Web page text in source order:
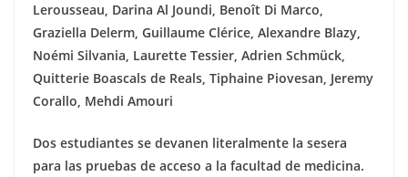
Lerousseau, Darina Al Joundi, Benoît Di Marco,
Graziella Delerm, Guillaume Clérice, Alexandre Blazy,
Noémi Silvania, Laurette Tessier, Adrien Schmück,
Quitterie Boascals de Reals, Tiphaine Piovesan, Jeremy
Corallo, Mehdi Amouri
Dos estudiantes se devanen literalmente la sesera
para las pruebas de acceso a la facultad de medicina.